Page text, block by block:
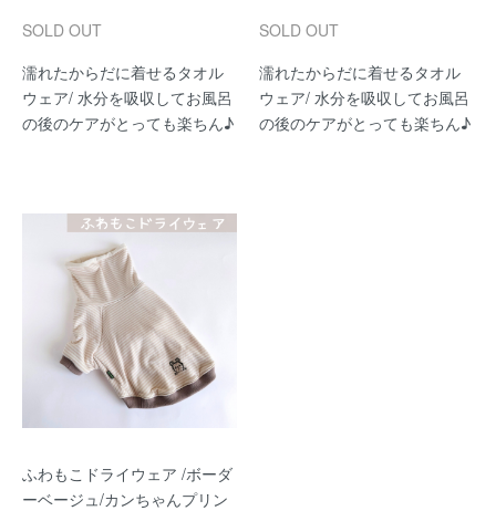
SOLD OUT
濡れたからだに着せるタオル
ウェア/ 水分を吸収してお風呂
の後のケアがとっても楽ちん♪
SOLD OUT
濡れたからだに着せるタオル
ウェア/ 水分を吸収してお風呂
の後のケアがとっても楽ちん♪
ふわもこドライウェア /ボーダ
ーベージュ/カンちゃんプリン